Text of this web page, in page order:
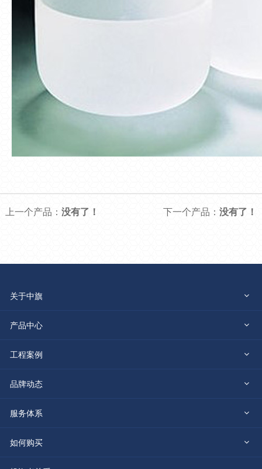
上一个产品： 没有了！ 下一个产品： 没有了！
关于中旗
公司介绍
发展历程
企业荣誉
科技实力
产品中心
石英硅晶新材料
TFT石英粉
电子材料硅微粉
板材砂/粉
绿色人造石材
新品推荐
石英石系列
工程案例
国内工程案例
国外工程案例
品牌动态
企业新闻
品牌视频
服务体系
加工服务体系
如何购买